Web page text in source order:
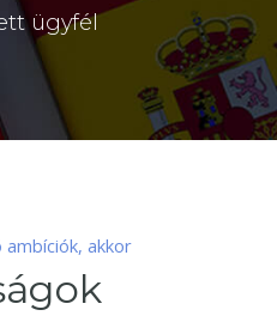
ügyfél
akkor